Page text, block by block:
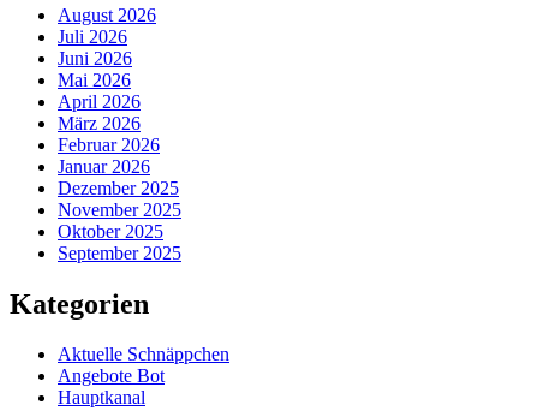
August 2026
Juli 2026
Juni 2026
Mai 2026
April 2026
März 2026
Februar 2026
Januar 2026
Dezember 2025
November 2025
Oktober 2025
September 2025
Kategorien
Aktuelle Schnäppchen
Angebote Bot
Hauptkanal